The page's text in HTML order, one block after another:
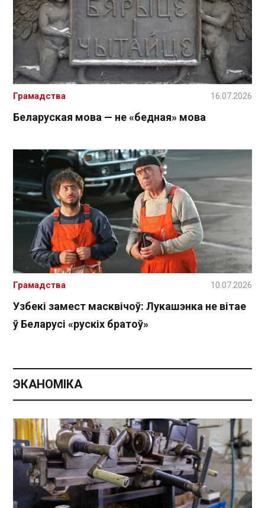
Беларуская мова — не «бедная» мова
Грамадства 16.07.2026
Узбекі замест масквічоў: Лукашэнка не вітае
ў Беларусі «рускіх братоў»
Грамадства 10.07.2026
ЭКАНОМІКА